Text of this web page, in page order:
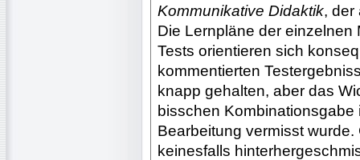
Kommunikative Didaktik, der
Die Lernpläne der einzelnen
Tests orientieren sich
kommentierten
knapp gehalten, aber das
bisschen
Bearbeitung vermisst
keinesfalls